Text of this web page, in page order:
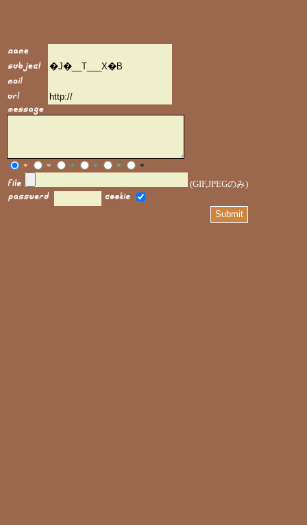
* * * * *
*
(GIF,JPEGのみ)